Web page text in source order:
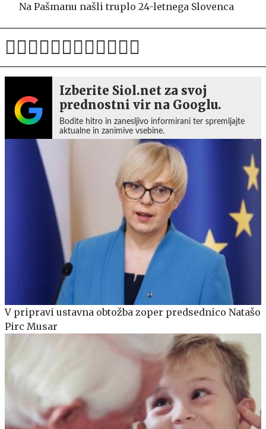
Na Pašmanu našli truplo 24-letnega Slovenca
Izberite Siol.net za svoj
prednostni vir na Googlu.
Bodite hitro in zanesljivo informirani ter spremljajte
aktualne in zanimive vsebine.
V pripravi ustavna obtožba zoper predsednico Natašo
Pirc Musar